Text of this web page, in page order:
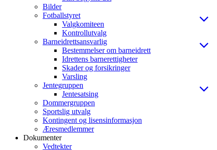
Bilder
Fotballstyret
Valgkomiteen
Kontrollutvalg
Barneidrettsansvarlig
Bestemmelser om barneidrett
Idrettens barnerettigheter
Skader og forsikringer
Varsling
Jentegruppen
Jentesatsing
Dommergruppen
Sportslig utvalg
Kontingent og lisensinformasjon
Æresmedlemmer
Dokumenter
Vedtekter